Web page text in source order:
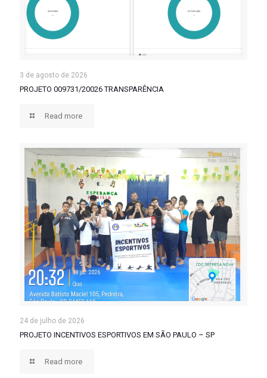
3 de agosto de 2026
PROJETO 009731/20026 TRANSPARÊNCIA
Read more
24 de julho de 2026
PROJETO INCENTIVOS ESPORTIVOS EM SÃO PAULO – SP
Read more